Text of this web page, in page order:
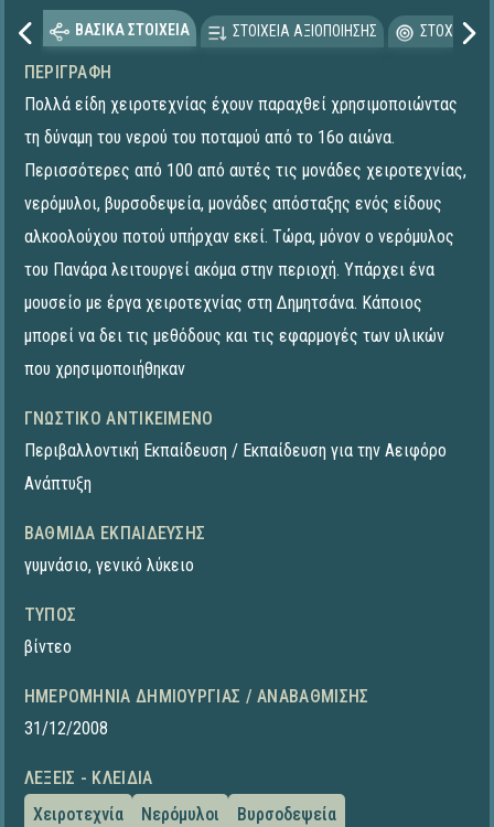
ΒΑΣΙΚΑ ΣΤΟΙΧΕΙΑ ΣΤΟΙΧΕΙΑ ΑΞΙΟΠΟΙΗΣΗΣ
ΠΕΡΙΓΡΑΦΉ
Πολλά είδη χειροτεχνίας έχουν παραχθεί χρησιμοποιώντας
τη δύναμη του νερού του ποταμού από το 16ο αιώνα.
Περισσότερες από 100 από αυτές τις μονάδες χειροτεχνίας,
νερόμυλοι, βυρσοδεψεία, μονάδες απόσταξης ενός είδους
αλκοολούχου ποτού υπήρχαν εκεί. Τώρα, μόνον ο νερόμυλος
του Πανάρα λειτουργεί ακόμα στην περιοχή. Υπάρχει ένα
μουσείο με έργα χειροτεχνίας στη Δημητσάνα. Κάποιος
μπορεί να δει τις μεθόδους και τις εφαρμογές των υλικών
που χρησιμοποιήθηκαν
ΓΝΩΣΤΙΚΌ ΑΝΤΙΚΕΊΜΕΝΟ
Περιβαλλοντική Εκπαίδευση / Εκπαίδευση για την Αειφόρο
Ανάπτυξη
ΒΑΘΜΊΔΑ ΕΚΠΑΊΔΕΥΣΗΣ
γυμνάσιο, γενικό λύκειο
ΤΎΠΟΣ
βίντεο
ΗΜΕΡΟΜΗΝΊΑ ΔΗΜΙΟΥΡΓΊΑΣ / ΑΝΑΒΆΘΜΙΣΗΣ
31/12/2008
ΛΈΞΕΙΣ - ΚΛΕΙΔΙΆ
Χειροτεχνία
Νερόμυλοι Βυρσοδεψεία